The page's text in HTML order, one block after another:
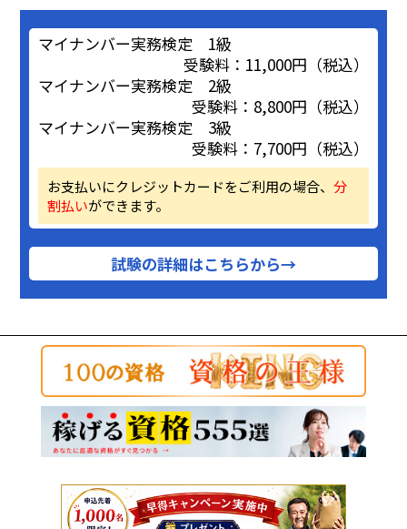
マイナンバー実務検定 1級
受験料：11,000円（税込）
マイナンバー実務検定 2級
受験料：8,800円（税込）
マイナンバー実務検定 3級
受験料：7,700円（税込）
お支払いにクレジットカードをご利用の場合、分
割払いができます。
試験の詳細はこちらから→